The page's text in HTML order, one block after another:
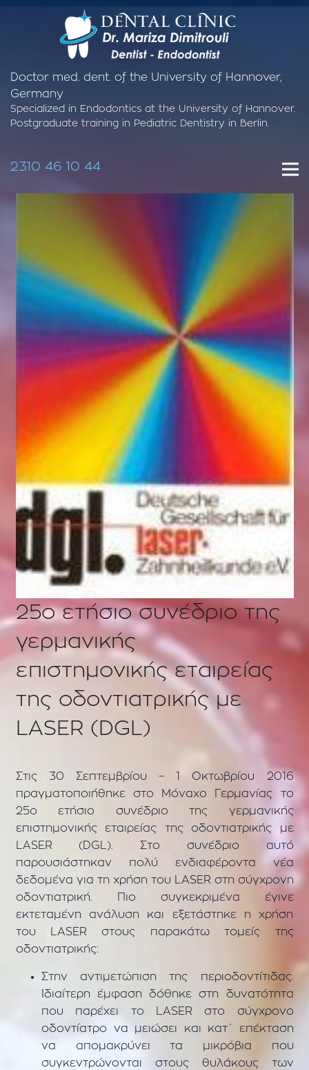
Doctor med. dent. of the University of Hannover,
Germany
Specialized in Endodontics at the University of Hannover.
Postgraduate training in Pediatric Dentistry in Berlin.
2310 46 10 44
25ο ετήσιο συνέδριο της
γερμανικής
επιστημονικής εταιρείας
της οδοντιατρικής με
LASER (DGL)
Στις 30 Σεπτεμβρίου – 1 Οκτωβρίου 2016
πραγματοποιήθηκε στο Μόναχο Γερμανίας το
25ο ετήσιο συνέδριο της γερμανικής
επιστημονικής εταιρείας της οδοντιατρικής με
LASER (DGL). Στο συνέδριο αυτό
παρουσιάστηκαν πολύ ενδιαφέροντα νέα
δεδομένα για τη χρήση του LASER στη σύγχρονη
οδοντιατρική. Πιο συγκεκριμένα έγινε
εκτεταμένη ανάλυση και εξετάστηκε η χρήση
του LASER στους παρακάτω τομείς της
οδοντιατρικής:
Στην αντιμετώπιση της περιοδοντίτιδας.
Ιδιαίτερη έμφαση δόθηκε στη δυνατότητα
που παρέχει το LASER στο σύγχρονο
οδοντίατρο να μειώσει και κατ΄ επέκταση
να απομακρύνει τα μικρόβια που
συγκεντρώνονται στους θυλάκους των